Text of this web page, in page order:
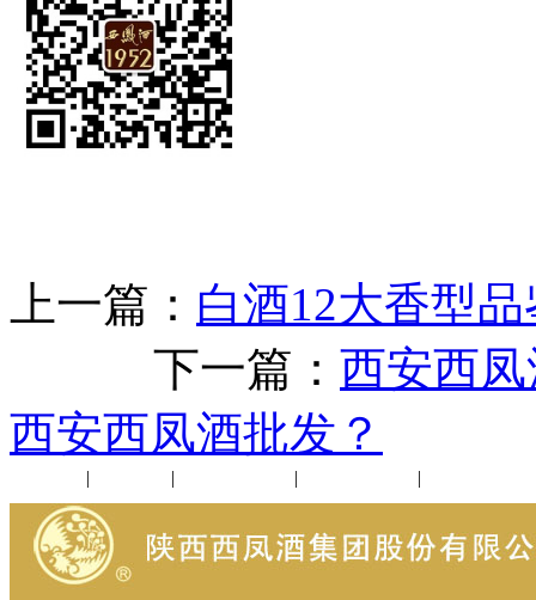
上一篇： 白酒12大香型
下一篇： 西安西
西安西凤酒批发？
| | | |